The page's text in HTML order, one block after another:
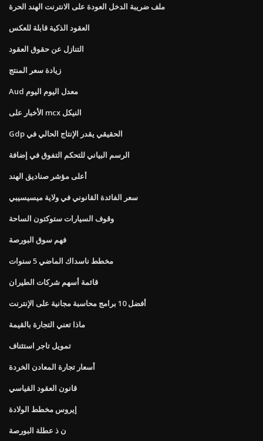
ملف ضريبة الدخل العودة على الانترنت الهند الحرة
العقود الذكية قابلة للعكس
التنازل عن حقوق العقود
زيادة سعر المنتج
Aud معدل اليوم اليوم
الأخبار على mcx النيكل
Gdp الحقيقي يقدر الإنتاج الحالي في
الرسم البياني للتحكم التفوق في إضافة
أعلى مؤشر صناديق الهند
سعر الفائدة القانوني في ولاية ميسيسيبي
وقوف السيارات ستوكتون الساحة
فهم سوق البورصة
مخطط ناسداك الماضي 5 سنوات
قائمة أسهم شركات الطيران
أفضل 10 برامج محاسبة مجانية على الإنترنت
ماذا تعني التجارة بالقيمة
تمويل تاجر استئناف
أسعار تجارة المعادن الخردة
قانون العقود القياسي
إيروس مخطط الولادة
ن ذ عطلة البورصة